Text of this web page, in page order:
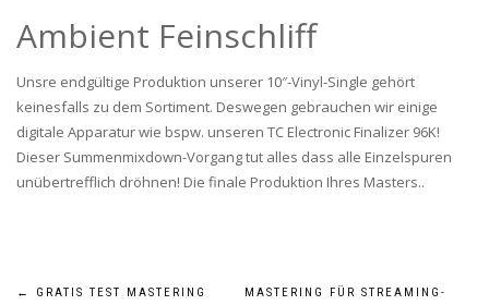
Ambient Feinschliff
Unsre endgültige Produktion unserer 10″-Vinyl-Single gehört
keinesfalls zu dem Sortiment. Deswegen gebrauchen wir einige
digitale Apparatur wie bspw. unseren TC Electronic Finalizer 96K!
Dieser Summenmixdown-Vorgang tut alles dass alle Einzelspuren
unübertrefflich dröhnen! Die finale Produktion Ihres Masters..
BEITRAGSNAVIGATION
← GRATIS TEST MASTERING
MASTERING FÜR STREAMING-